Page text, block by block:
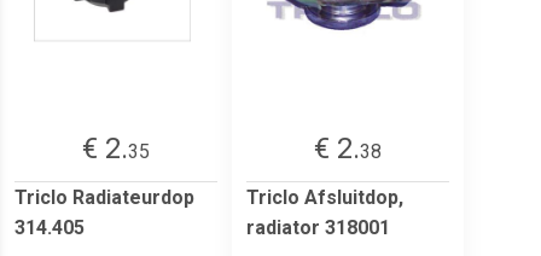
€ 2.35
Triclo Radiateurdop
314.405
€ 2.38
Triclo Afsluitdop,
radiator 318001